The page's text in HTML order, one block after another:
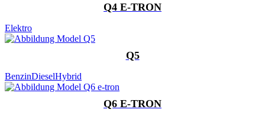
Q4 E-TRON
Elektro
Q5
BenzinDieselHybrid
Q6 E-TRON